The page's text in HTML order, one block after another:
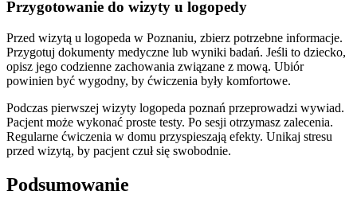
Przygotowanie do wizyty u logopedy
Przed wizytą u logopeda w Poznaniu, zbierz potrzebne informacje.
Przygotuj dokumenty medyczne lub wyniki badań. Jeśli to dziecko,
opisz jego codzienne zachowania związane z mową. Ubiór
powinien być wygodny, by ćwiczenia były komfortowe.
Podczas pierwszej wizyty logopeda poznań przeprowadzi wywiad.
Pacjent może wykonać proste testy. Po sesji otrzymasz zalecenia.
Regularne ćwiczenia w domu przyspieszają efekty. Unikaj stresu
przed wizytą, by pacjent czuł się swobodnie.
Podsumowanie